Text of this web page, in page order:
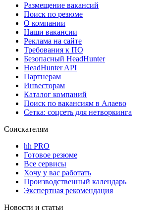
Размещение вакансий
Поиск по резюме
О компании
Наши вакансии
Реклама на сайте
Требования к ПО
Безопасный HeadHunter
HeadHunter API
Партнерам
Инвесторам
Каталог компаний
Поиск по вакансиям в Алаево
Сетка: соцсеть для нетворкинга
Соискателям
hh PRO
Готовое резюме
Все сервисы
Хочу у вас работать
Производственный календарь
Экспертная рекомендация
Новости и статьи